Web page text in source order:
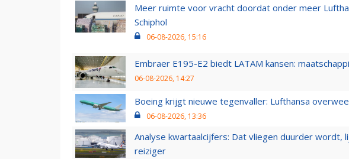
Meer ruimte voor vracht doordat onder meer
Schiphol
06-08-2026, 15:16
Embraer E195-E2 biedt LATAM kansen:
06-08-2026, 14:27
Boeing krijgt nieuwe tegenvaller: Lufthansa
06-08-2026, 13:36
Analyse kwartaalcijfers: Dat vliegen duurder wordt,
reiziger